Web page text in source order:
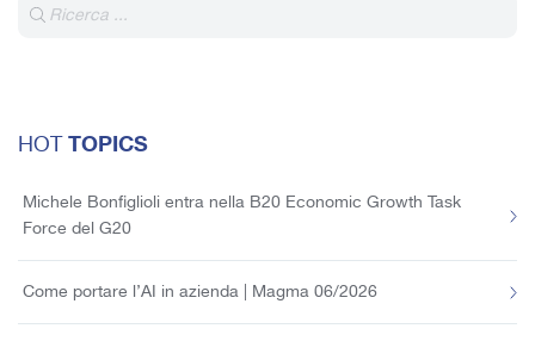
HOTTOPICS
Michele Bonfiglioli entra nella B20 Economic Growth Task
Force del G20
Come portare l’AI in azienda | Magma 06/2026